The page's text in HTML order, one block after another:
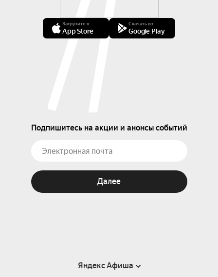
Загрузите в
App Store
Скачать из
Google Play
Подпишитесь на акции и анонсы событий
Далее
Яндекс Афиша